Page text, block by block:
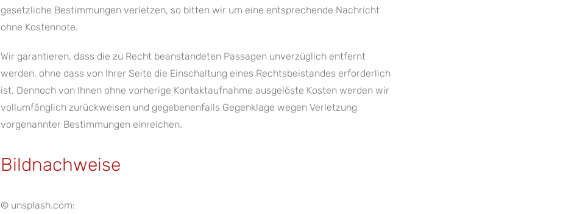
gesetzliche Bestimmungen verletzen, so bitten wir um eine entsprechende Nachricht
ohne Kostennote.
Wir garantieren, dass die zu Recht beanstandeten Passagen unverzüglich entfernt
werden, ohne dass von Ihrer Seite die Einschaltung eines Rechtsbeistandes erforderlich
ist. Dennoch von Ihnen ohne vorherige Kontaktaufnahme ausgelöste Kosten werden wir
vollumfänglich zurückweisen und gegebenenfalls Gegenklage wegen Verletzung
vorgenannter Bestimmungen einreichen.
Bildnachweise
© unsplash.com: